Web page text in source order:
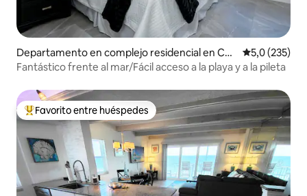
Departamento en complejo residencial en Coc
oa Beach
Calificación
5,0 (235)
Fantástico frente al mar/Fácil acceso a la playa y a la pileta
Favorito entre los huéspedes más destacados
Favorito entre huéspedes